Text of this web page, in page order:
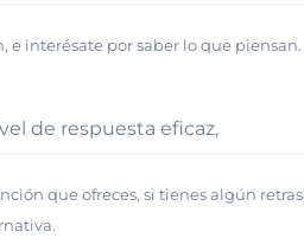
e interésate por saber lo que piensan.
de respuesta eficaz,
que ofreces, si tienes algún